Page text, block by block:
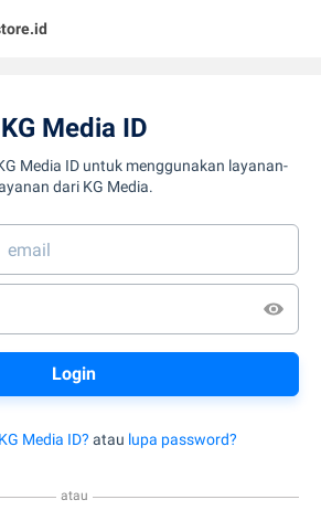
KG Media ID
Media ID untuk menggunakan layanan-
dari KG Media.
Media ID? atau lupa password?
atau